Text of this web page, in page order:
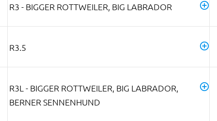
R3 - BIGGER ROTTWEILER, BIG LABRADOR
R3.5
R3L - BIGGER ROTTWEILER, BIG LABRADOR,
BERNER SENNENHUND